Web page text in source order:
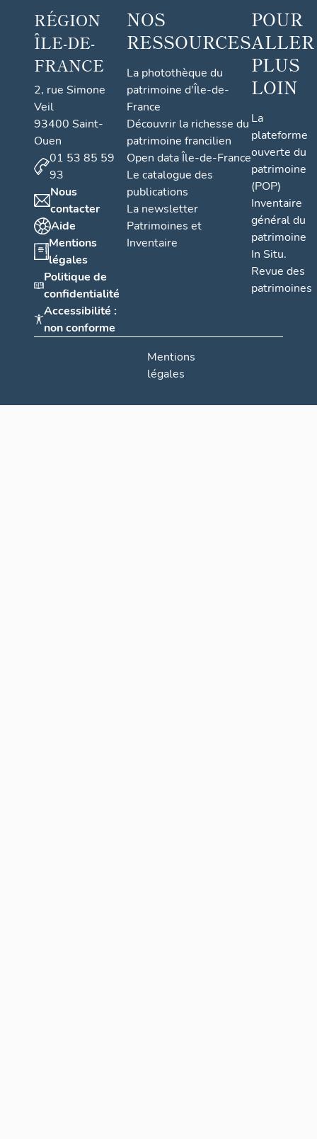
RÉGION
ÎLE-DE-
FRANCE
2, rue Simone
Veil
93400 Saint-
Ouen
01 53 85 59
93
Nous
contacter
Aide
Mentions
légales
Politique de
confidentialité
Accessibilité :
non conforme
NOS
RESSOURCES
La photothèque du
patrimoine d'Île-de-
France
Découvrir la richesse du
patrimoine francilien
Open data Île-de-France
Le catalogue des
publications
La newsletter
Patrimoines et
Inventaire
POUR
ALLER
PLUS
LOIN
La
plateforme
ouverte du
patrimoine
(POP)
Inventaire
général du
patrimoine
In Situ.
Revue des
patrimoines
Mentions
légales